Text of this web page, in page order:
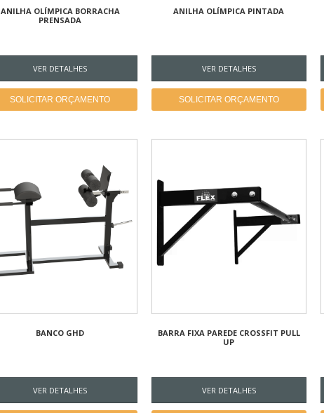
ANILHA OLÍMPICA BORRACHA
PRENSADA
VER DETALHES
SOLICITAR ORÇAMENTO
ANILHA OLÍMPICA PINTADA
VER DETALHES
SOLICITAR ORÇAMENTO
BANCO GHD
VER DETALHES
BARRA FIXA PAREDE CROSSFIT PULL
UP
VER DETALHES